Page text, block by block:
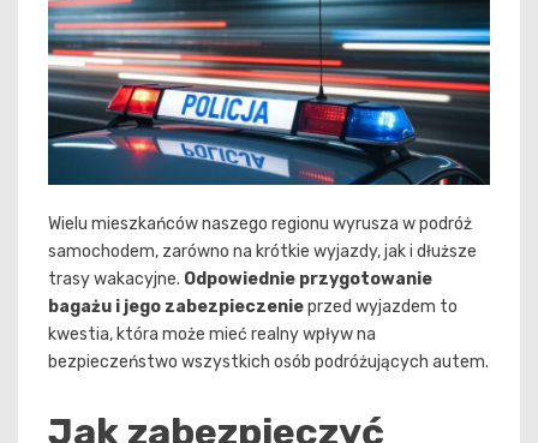
Wielu mieszkańców naszego regionu wyrusza w podróż
samochodem, zarówno na krótkie wyjazdy, jak i dłuższe
trasy wakacyjne. Odpowiednie przygotowanie
bagażu i jego zabezpieczenieprzed wyjazdem to
kwestia, która może mieć realny wpływ na
bezpieczeństwo wszystkich osób podróżujących autem.
Jak zabezpieczyć